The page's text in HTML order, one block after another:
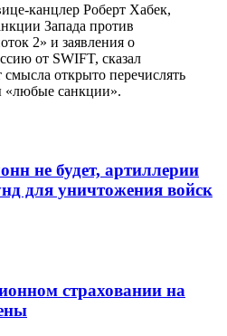
канцлер Роберт Хабек,
Запада против
2» и заявления о
от SWIFT, сказал
открыто перечислять
«любые санкции».
не будет, артиллерии
для уничтожения войск
страховании на